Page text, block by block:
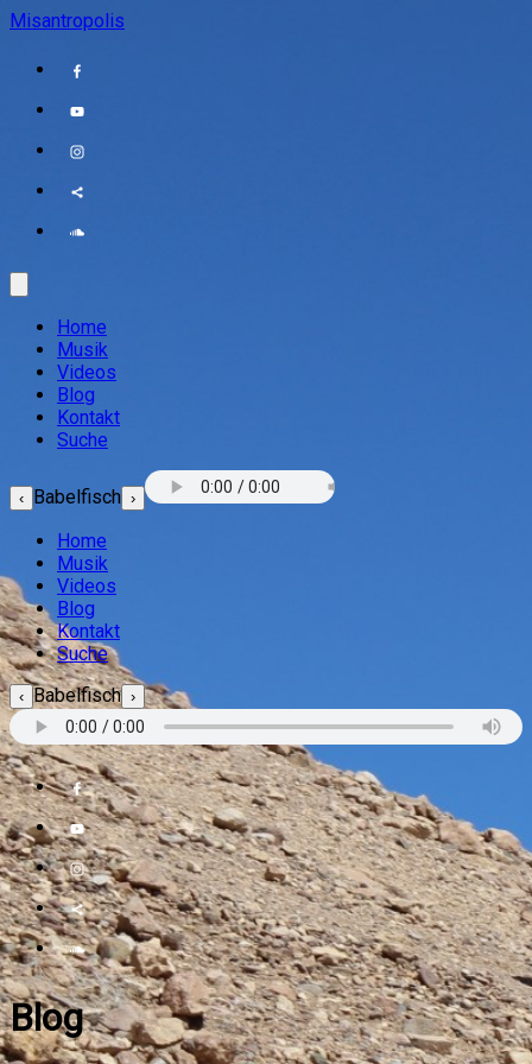
Misantropolis
Home
Musik
Videos
Blog
Kontakt
Suche
‹ Babelfisch ›
Home
Musik
Videos
Blog
Kontakt
Suche
‹ Babelfisch ›
Blog